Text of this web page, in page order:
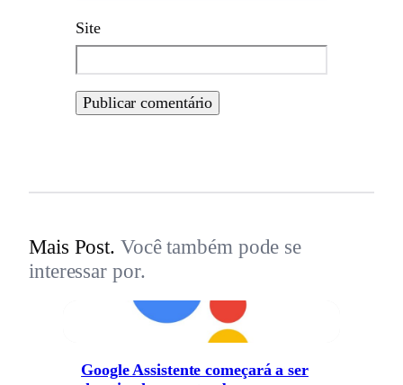
Site
Mais Post. Você também pode se
interessar por.
Google Assistente começará a ser